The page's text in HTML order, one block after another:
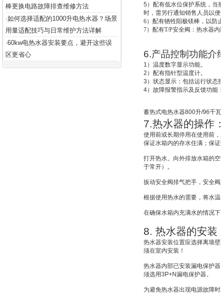
棒更换电路故障排查维修方法
·如何选择适配的1000升电热水器？场景
用量适配技巧与日常维护方法详解
·60kw电热水器安装要点，避开这些误
区更省心
5 ）配有低水位保护系统， 当
时，需另行通知销售人员以
6）配有牺牲阳极镁棒，以防
7）配有T/P安全阀：热水器
6.产品控制功能介
1 ）温度数字显示功能。
2 ）配有指针型温度计。
3 ）状态显示：包括运行状
4）故障报警指示及反馈功
蓄热式电热水器800升/96千瓦
7.热水器的操作
使用前或长期停用在使用前
保证水箱内的存水住满；保
打开热水。向外排放水箱的
于常开）。
扳动安全阀排气把手，安全
根据使用热水的需要，将水
在确保水箱内充满水的情况
8. 热水器的安装
热水器安装位置应选择离墙
须在室内安装！
热水器内部已安装漏电保护
须选用3P+N漏电保护器。
为避免热水器出现电源故障